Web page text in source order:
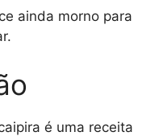
ainda morno para
é uma receita